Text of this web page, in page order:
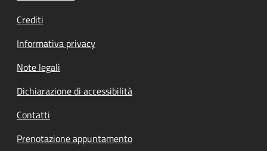
Crediti
Informativa privacy
Note legali
Dichiarazione di accessibilità
Contatti
Prenotazione appuntamento